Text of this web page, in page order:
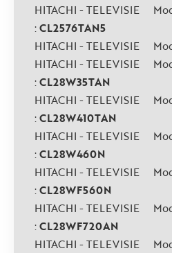
HITACHI - TELEVISIE
:CL2576TAN5
HITACHI - TELEVISIE
HITACHI - TELEVISIE
:CL28W35TAN
HITACHI - TELEVISIE
:CL28W410TAN
HITACHI - TELEVISIE
:CL28W460N
HITACHI - TELEVISIE
:CL28WF560N
HITACHI - TELEVISIE
:CL28WF720AN
HITACHI - TELEVISIE